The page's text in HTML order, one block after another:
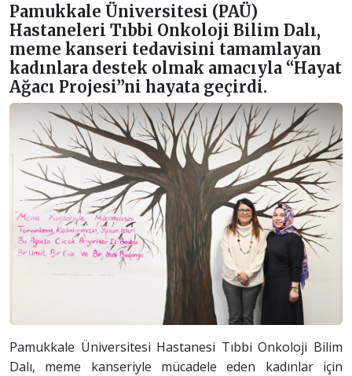
Pamukkale Üniversitesi (PAÜ)
Hastaneleri Tıbbi Onkoloji Bilim Dalı,
meme kanseri tedavisini tamamlayan
kadınlara destek olmak amacıyla “Hayat
Ağacı Projesi”ni hayata geçirdi.
Pamukkale Üniversitesi Hastanesi Tıbbi Onkoloji Bilim
Dalı, meme kanseriyle mücadele eden kadınlar için